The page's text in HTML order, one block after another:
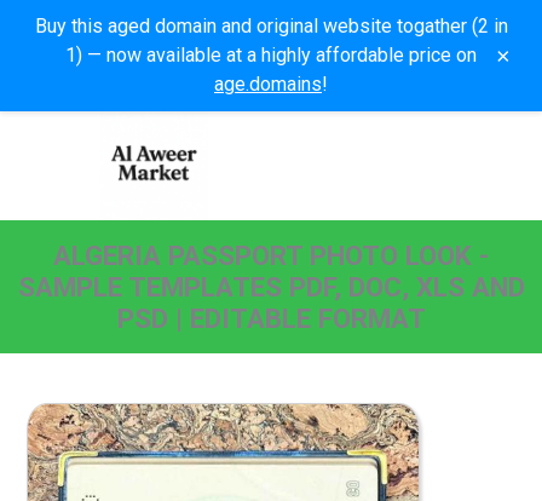
Buy this aged domain and original website togather (2 in
1) — now available at a highly affordable price on
age.domains!
×
ALGERIA PASSPORT PHOTO LOOK -
SAMPLE TEMPLATES PDF, DOC, XLS AND
PSD | EDITABLE FORMAT